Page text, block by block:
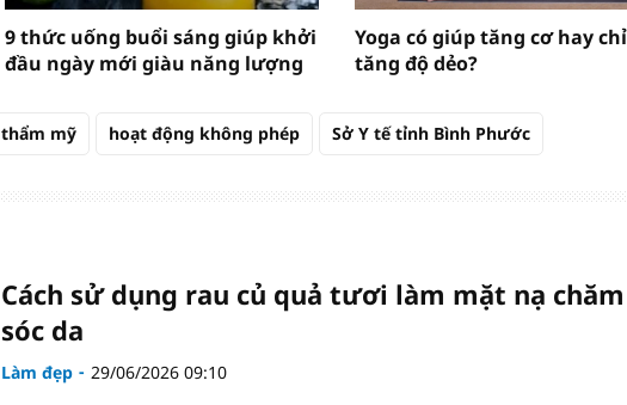
9 thức uống buổi sáng giúp khởi
đầu ngày mới giàu năng lượng
Yoga có giúp tăng cơ hay chỉ
tăng độ dẻo?
thẩm mỹ hoạt động không phép Sở Y tế tỉnh Bình Phước
Cách sử dụng rau củ quả tươi làm mặt nạ chăm
sóc da
Làm đẹp 29/06/2026 09:10